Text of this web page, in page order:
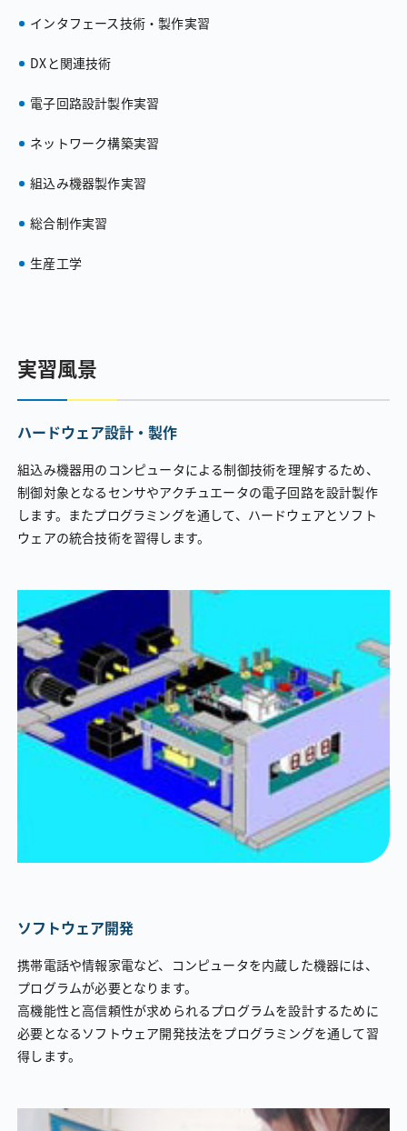
インタフェース技術・製作実習
DXと関連技術
電子回路設計製作実習
ネットワーク構築実習
組込み機器製作実習
総合制作実習
生産工学
実習風景
ハードウェア設計・製作
組込み機器用のコンピュータによる制御技術を理解するため、
制御対象となるセンサやアクチュエータの電子回路を設計製作
します。またプログラミングを通して、ハードウェアとソフト
ウェアの統合技術を習得します。
ソフトウェア開発
携帯電話や情報家電など、コンピュータを内蔵した機器には、
プログラムが必要となります。
高機能性と高信頼性が求められるプログラムを設計するために
必要となるソフトウェア開発技法をプログラミングを通して習
得します。